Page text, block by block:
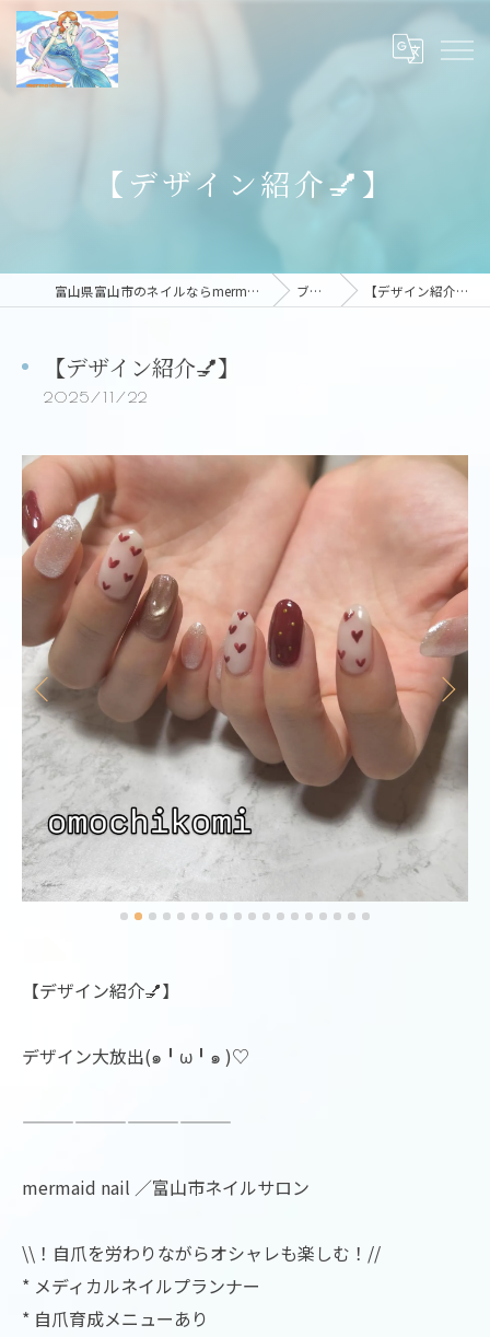
【デザイン紹介💅】
富山県富山市のネイルならmermaid nail ブログ 【デザイン紹介💅】
【デザイン紹介💅】
2025/11/22
【デザイン紹介💅】
デザイン大放出(๑╹ω╹๑ )♡
————————————
mermaid nail ／富山市ネイルサロン
\\！自爪を労わりながらオシャレも楽しむ！//
* メディカルネイルプランナー
* 自爪育成メニューあり